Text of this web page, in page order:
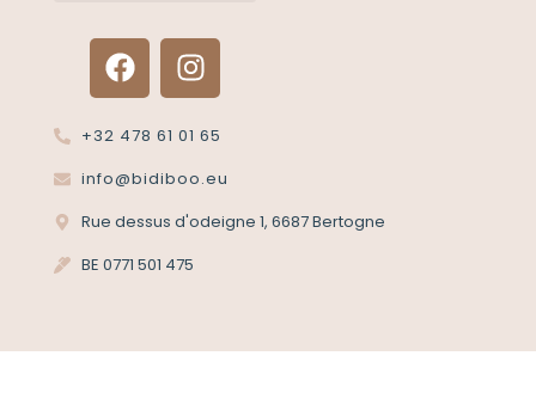
+32 478 61 01 65
info@bidiboo.eu
Rue dessus d'odeigne 1, 6687 Bertogne
BE 0771 501 475